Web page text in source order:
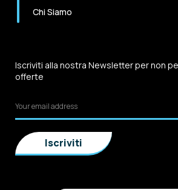
Chi Siamo
Iscriviti alla nostra Newsletter per non
offerte